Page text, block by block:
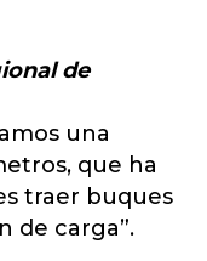
de
una
que ha
traer buques
de carga”.